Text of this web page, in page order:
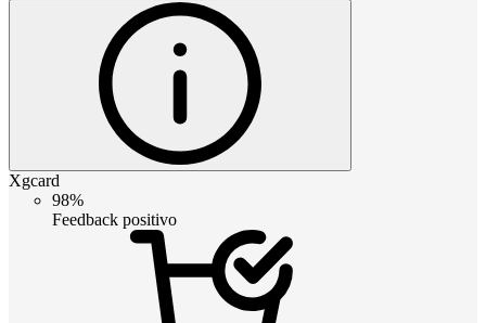
Xgcard
98%
Feedback positivo